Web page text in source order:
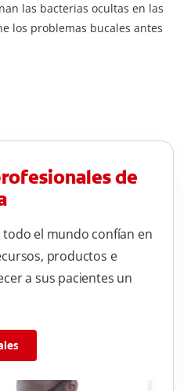
las bacterias ocultas en las
los problemas bucales antes
de
el mundo confían en
productos e
a sus pacientes un